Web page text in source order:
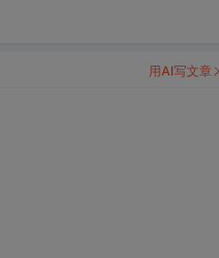
用AI写文章